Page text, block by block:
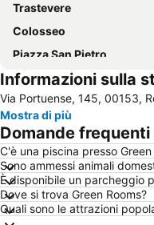
Trastevere
Colosseo
Piazza San Pietro
Zoomarine
Policlinico Gemelli
Prati
Stazione Tiburtina
Fontana di Trevi
Via Aurelia - Roma
Piazza Navona
Informazioni sulla
Via Portuense, 145, 00153,
Mostra di più
Domande frequenti
C'è una piscina presso Green
Sono ammessi animali
È disponibile un parcheggio
Dove si trova Green Rooms?
Quali sono le attrazioni